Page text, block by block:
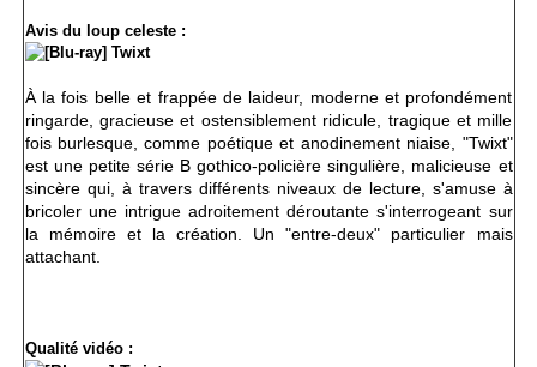
Avis du loup celeste :
À la fois belle et frappée de laideur, moderne et profondément
ringarde, gracieuse et ostensiblement ridicule, tragique et mille
fois burlesque, comme poétique et anodinement niaise, "Twixt"
est une petite série B gothico-policière singulière, malicieuse et
sincère qui, à travers différents niveaux de lecture, s'amuse à
bricoler une intrigue adroitement déroutante s'interrogeant sur
la mémoire et la création. Un "entre-deux" particulier mais
attachant.
Qualité vidéo :